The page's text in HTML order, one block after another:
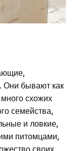
Они бывают как
схожих
семейства,
и ловкие,
питомцами,
своих